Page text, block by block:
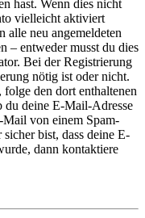
hast. Wenn dies nicht
vielleicht aktiviert
alle neu angemeldeten
– entweder musst du dies
Bei der Registrierung
nötig ist oder nicht.
den dort enthaltenen
du deine E-Mail-Adresse
Mail von einem Spam-
bist, dass deine E-
dann kontaktiere